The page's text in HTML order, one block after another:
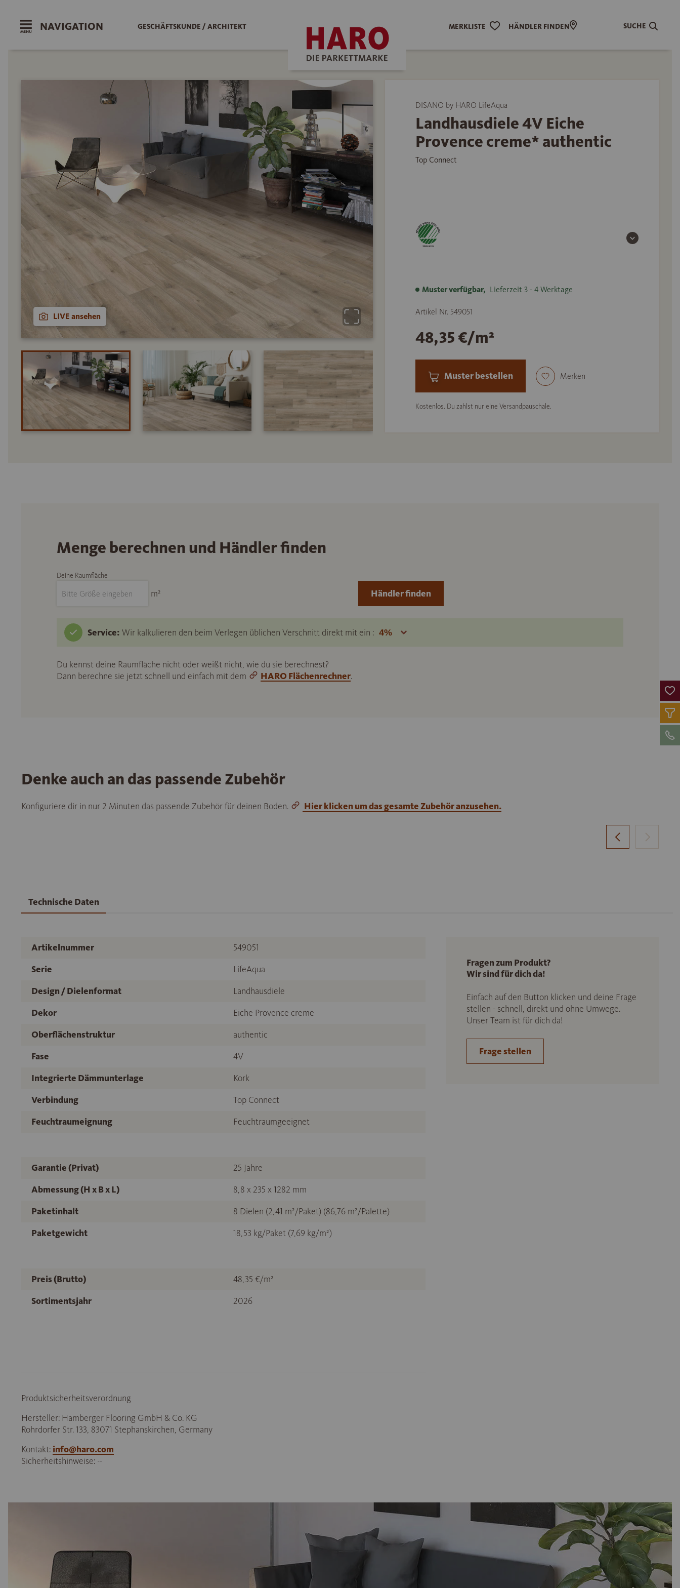
NAVIGATION GESCHÄFTSKUNDE / ARCHITEKT MERKLISTE HÄNDLER FINDEN SUCHE
LIVE ansehen
DISANO by HARO LifeAqua
Landhausdiele 4V Eiche
Provence creme* authentic
Top Connect
Muster verfügbar, Lieferzeit 3 - 4 Werktage
Artikel Nr. 549051
48,35 €/m²
Muster bestellen Merken
Kostenlos. Du zahlst nur eine Versandpauschale.
Menge berechnen und Händler finden
Deine Raumfläche
m²
Service: Wir kalkulieren den beim Verlegen üblichen Verschnitt direkt mit ein :
Du kennst deine Raumfläche nicht oder weißt nicht, wie du sie berechnest?
Dann berechne sie jetzt schnell und einfach mit dem
HARO Flächenrechner.
Händler finden
Denke auch an das passende Zubehör
Konfiguriere dir in nur 2 Minuten das passende Zubehör für deinen Boden. Hier klicken um das gesamte Zubehör anzusehen.
Technische Daten
Artikelnummer
549051
Serie
LifeAqua
Design / Dielenformat
Landhausdiele
Dekor
Eiche Provence creme
Oberflächenstruktur
authentic
Fase
4V
Integrierte Dämmunterlage
Kork
Verbindung
Top Connect
Feuchtraumeignung
Feuchtraumgeeignet
Garantie (Privat)
25 Jahre
Abmessung (H x B x L)
8,8 x 235 x 1282 mm
Paketinhalt
8 Dielen (2,41 m²/Paket) (86,76 m²/Palette)
Paketgewicht
18,53 kg/Paket (7,69 kg/m²)
Preis (Brutto)
48,35 €/m²
Sortimentsjahr
2026
Produktsicherheitsverordnung
Hersteller: Hamberger Flooring GmbH & Co. KG
Rohrdorfer Str. 133, 83071 Stephanskirchen, Germany
Kontakt: info@haro.com
Sicherheitshinweise: --
Fragen zum Produkt?
Wir sind für dich da!
Einfach auf den Button klicken und deine Frage
stellen - schnell, direkt und ohne Umwege.
Unser Team ist für dich da!
Frage stellen